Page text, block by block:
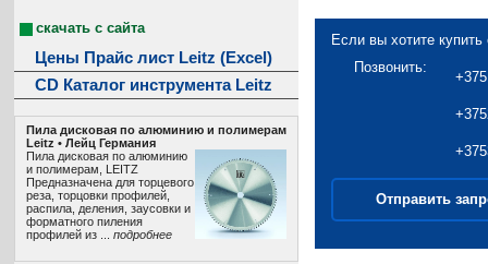
скачать с сайта
Цены Прайс лист Leitz (Excel)
CD Каталог инструмента Leitz
Пила дисковая по алюминию и полимерам
Leitz • Лeйц Германия
Пила дисковая по алюминию
и полимерам, LEITZ
Предназначена для торцевого
реза, торцовки профилей,
распила, деления, заусовки и
форматного пиления
профилей из ... подробнее
Если вы хотите
Позвонить:
Отправить